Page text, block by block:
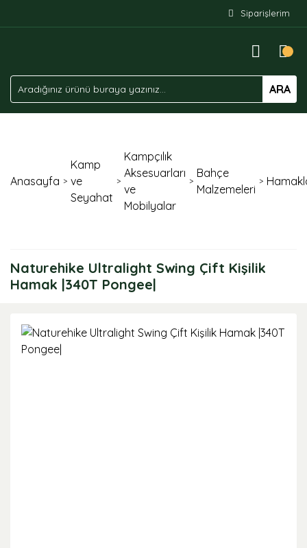
Siparişlerim
ARA
Anasayfa
Kamp
ve
Seyahat
Kampçılık
Aksesuarları
ve
Mobilyalar
Bahçe
Malzemeleri
Naturehike Ultralight Swing Çift Kişilik
Hamak |340T Pongee|